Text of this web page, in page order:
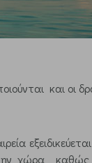
και οι
χώρα καθώς